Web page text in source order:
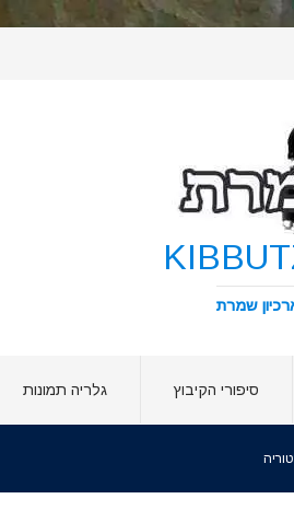
סיפורי הקיבוץ גלריה תמונות